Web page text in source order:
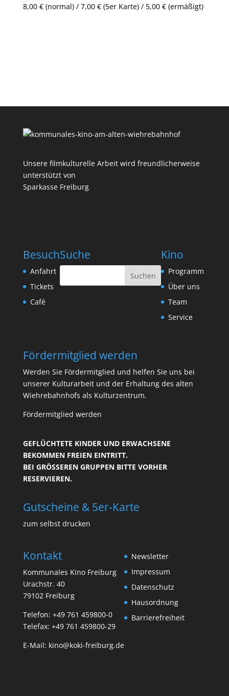
8,00 € (normal) / 7,00 € (5er Karte) / 5,00 € (ermäßigt)
Unsere filmkulturelle Arbeit wird freundlicherweise
unterstützt von
Sparkasse Freiburg
Besuch
Anfahrt
Tickets
Café
Suche Kino
Programm
Über uns
Team
Service
Fördermitglied werden
Werden Sie Fördermitglied und helfen Sie uns bei
unserer Kulturarbeit und der Erhaltung des alten
Wiehrebahnhofs als Kulturzentrum.
Fördermitglied werden
GEFLÜCHTETE KINDER UND ERWACHSENE
BEKOMMEN FREIEN EINTRITT.
BEI GRÖSSEREN GRUPPEN BITTE VORHER R
ESERVIEREN.
Gutscheine & 5er-Karte
zum selbst drucken
Kontakt
Kommunales Kino Freiburg
Urachstr. 40
79102 Freiburg
Telefon: +49 761 459800-0
Telefax: +49 761 459800-29
E-Mail: kino@koki-freiburg.de
Newsletter
Impressum
Datenschutz
Hausordnung
Barrierefreiheit